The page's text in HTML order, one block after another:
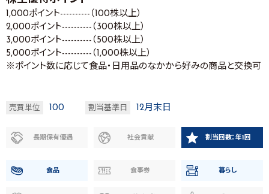
1,000ポイント----------（100株以上）
2,000ポイント----------（300株以上）
3,000ポイント----------（500株以上）
5,000ポイント----------（1,000株以上）
※ポイント数に応じて食品・日用品のなかから好みの商品と交換可
売買単位 100 割当基準日 12月末日
長期保有優遇 社会貢献 割当回数：年1回
食品 食事券 暮らし